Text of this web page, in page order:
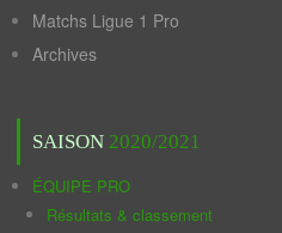
Matchs Ligue 1 Pro
Archives
SAISON 2020/2021
ÉQUIPE PRO
Résultats & classement